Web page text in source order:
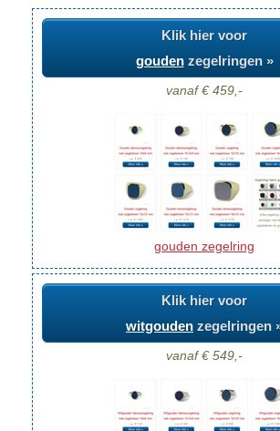
Klik hier voor
goudenzegelringen »
vanaf € 459,-
gouden zegelring
Klik hier voor
witgouden zegelringen
vanaf € 549,-